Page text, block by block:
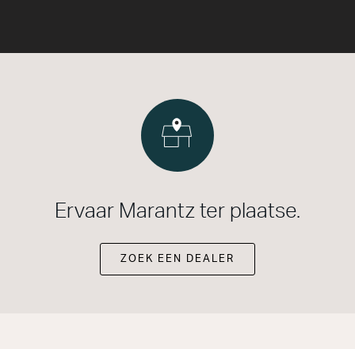
Ervaar Marantz ter plaatse.
ZOEK EEN DEALER